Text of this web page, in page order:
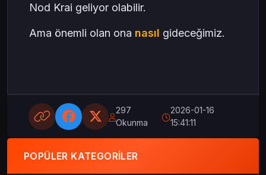
Nod Krai geliyor olabilir.
Ama önemli olan ona nasıl gideceğimiz.
297
Okunma
2026-01-16
15:41:11
POPÜLER KATEGORILER